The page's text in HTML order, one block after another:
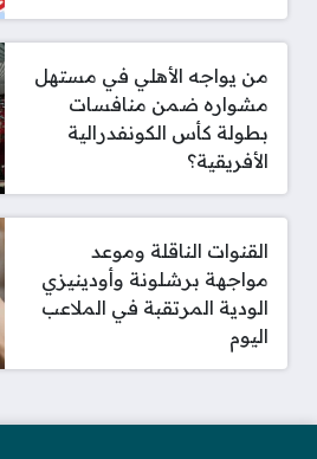
من يواجه الأهلي في مستهل
مشواره ضمن منافسات
بطولة كأس الكونفدرالية
الأفريقية؟
القنوات الناقلة وموعد
مواجهة برشلونة وأودينيزي
الودية المرتقبة في الملاعب
اليوم